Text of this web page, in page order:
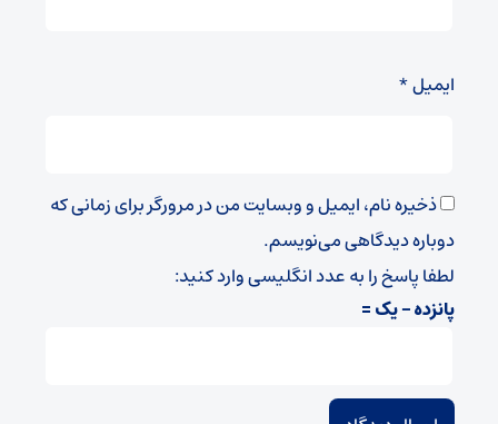
ایمیل*
ذخیره نام، ایمیل و وبسایت من در مرورگر برای زمانی که
دوباره دیدگاهی می‌نویسم.
لطفا پاسخ را به عدد انگلیسی وارد کنید:
پانزده − یک =